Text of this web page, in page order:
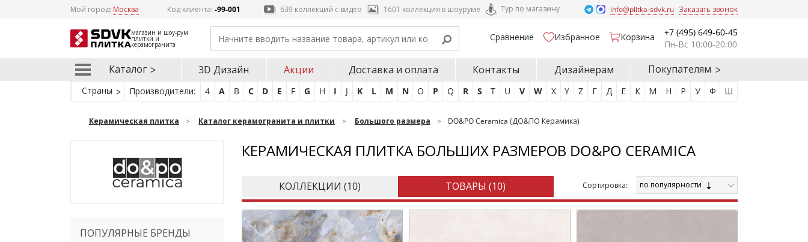
Мой город: Москва Код клиента: -99-001 639 коллекций с видео 1601 коллекция в шоуруме Тур по магазину info@plitka-sdvk.ru Заказать звонок
магазин и шоу-рум
плитки и
керамогранита
Сравнение Избранное Корзина
+7 (495) 649-60-45
Пн-Вс 10:00-20:00
Каталог 3D Дизайн Акции Доставка и оплата Контакты Дизайнерам Покупателям
Страны Производители: 4 A B C D E F G H I J K L M N O P Q R S T U V W X Y Z Г Д Е К М Н Р У Ф Ш
Керамическая плитка Каталог керамогранита и плитки Большого размера DO&PO Ceramica (ДО&ПО Керамика)
ПОПУЛЯРНЫЕ БРЕНДЫ
КЕРАМИЧЕСКАЯ ПЛИТКА БОЛЬШИХ РАЗМЕРОВ DO&PO CERAMICA
КОЛЛЕКЦИИ (10) ТОВАРЫ (10) Cортировка: по популярности